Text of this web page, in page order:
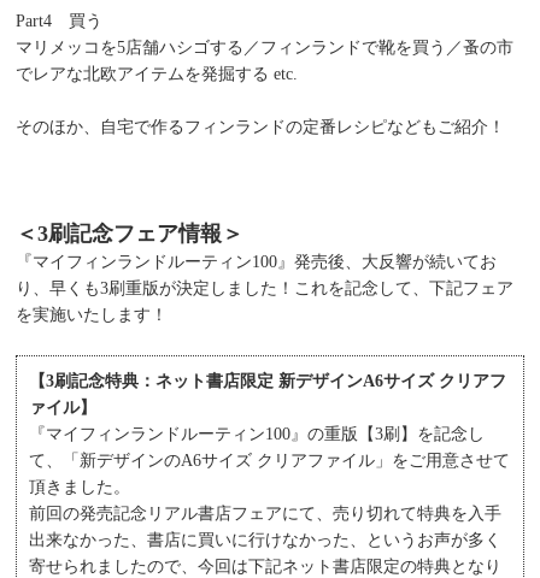
Part4 買う
マリメッコを5店舗ハシゴする／フィンランドで靴を買う／蚤の市
でレアな北欧アイテムを発掘する etc.
そのほか、自宅で作るフィンランドの定番レシピなどもご紹介！
＜3刷記念フェア情報＞
『マイフィンランドルーティン100』発売後、大反響が続いてお
り、早くも3刷重版が決定しました！これを記念して、下記フェア
を実施いたします！
【3刷記念特典：ネット書店限定 新デザインA6サイズ クリアフ
ァイル】
『マイフィンランドルーティン100』の重版【3刷】を記念し
て、「新デザインのA6サイズ クリアファイル」をご用意させて
頂きました。
前回の発売記念リアル書店フェアにて、売り切れて特典を入手
出来なかった、書店に買いに行けなかった、というお声が多く
寄せられましたので、今回は下記ネット書店限定の特典となり